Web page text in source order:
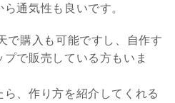
通気性も良いです。
で購入も可能ですし、自作す
で販売している方もいま
、作り方を紹介してくれる